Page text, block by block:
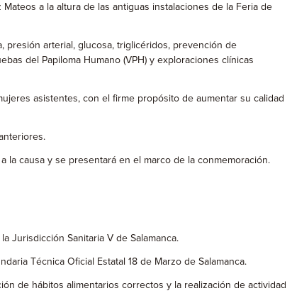
a la altura de las antiguas instalaciones de la Feria de
presión arterial, glucosa, triglicéridos, prevención de
del Papiloma Humano (VPH) y exploraciones clínicas
asistentes, con el firme propósito de aumentar su calidad
la causa y se presentará en el marco de la conmemoración.
Jurisdicción Sanitaria V de Salamanca.
Técnica Oficial Estatal 18 de Marzo de Salamanca.
de hábitos alimentarios correctos y la realización de actividad